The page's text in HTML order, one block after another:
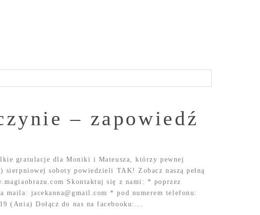
– zapowiedź
gratulacje dla Moniki i Mateusza, którzy pewnej
sierpniowej soboty powiedzieli TAK! Zobacz naszą pełną
Skontaktuj się z nami: * poprzez
maila: jacekanna@gmail.com * pod numerem telefonu:
(Ania) Dołącz do nas na facebooku:...